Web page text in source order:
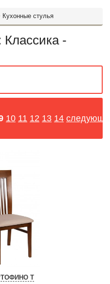
Кухонные стулья
Классика -
10 11 12 13 14
Т